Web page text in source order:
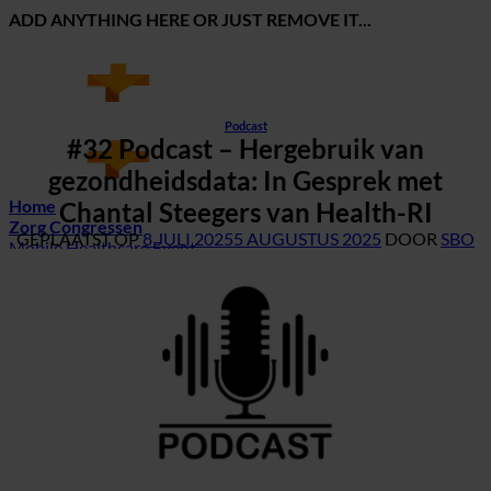
Ga
ADD ANYTHING HERE OR JUST REMOVE IT...
Home
Zorg Congressen
Mobile Healthcare Event
Podcast
#32 Podcast – Hergebruik van
gezondheidsdata: In Gesprek met
Chantal Steegers van Health-RI
GEPLAATST OP8 JULI 20255 AUGUSTUS 2025 DOOR SBO